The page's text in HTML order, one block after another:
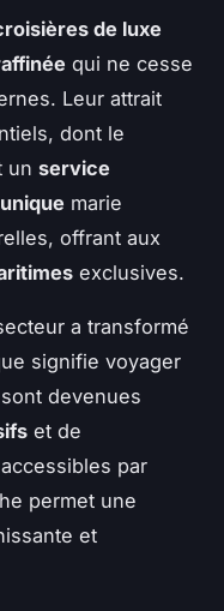
de luxe
qui ne cesse
Leur attrait
dont le
un service
marie
offrant aux
exclusives.
a transformé
signifie voyager
devenues
et de
par
permet une
et